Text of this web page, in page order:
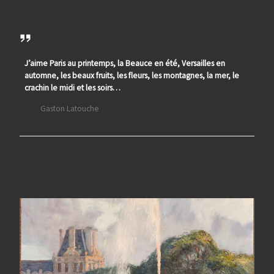
J’aime Paris au printemps, la Beauce en été, Versailles en
automne, les beaux fruits, les fleurs, les montagnes, la mer, le
crachin le midi et les soirs…
Gaston Latouche